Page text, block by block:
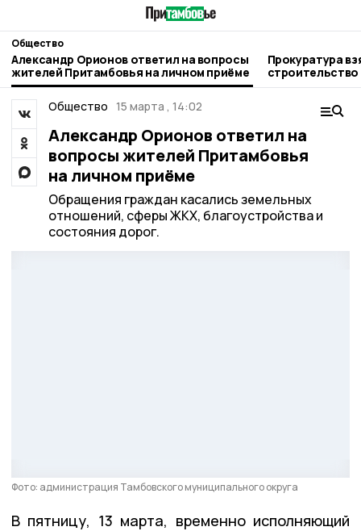
Общество
Александр Орионов ответил на вопросы
жителей Притамбовья на личном приёме
Прокуратура
округе
Общество 15 марта , 14:02
Александр Орионов ответил на
вопросы жителей Притамбовья
на личном приёме
Обращения граждан касались земельных
отношений, сферы ЖКХ, благоустройства и
состояния дорог.
Фото: администрация Тамбовского муниципального округа
В пятницу, 13 марта, временно исполняющий